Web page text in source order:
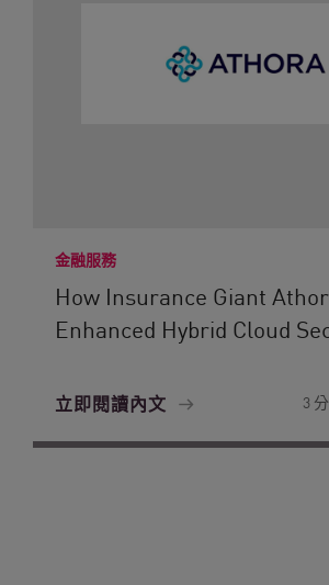
金融服務
How Insurance Giant
Enhanced Hybrid Cloud
立即閱讀內文 3